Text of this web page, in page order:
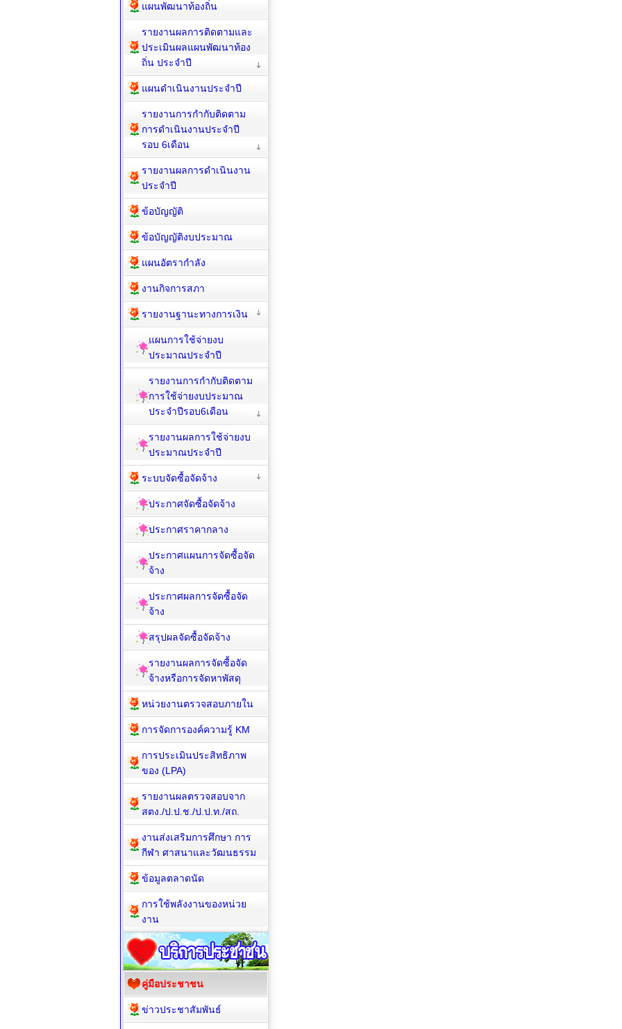
แผนพัฒนาท้องถิ่น
รายงานผลการติดตามและ
ประเมินผลแผนพัฒนาท้อง
ถิ่น ประจำปี
แผนดำเนินงานประจำปี
รายงานการกำกับติดตาม
การดำเนินงานประจำปี
รอบ 6เดือน
รายงานผลการดำเนินงาน
ประจำปี
ข้อบัญญัติ
ข้อบัญญัติงบประมาณ
แผนอัตรากำลัง
งานกิจการสภา
รายงานฐานะทางการเงิน
แผนการใช้จ่ายงบ
ประมาณประจำปี
รายงานการกำกับติดตาม
การใช้จ่ายงบประมาณ
ประจำปีรอบ6เดือน
รายงานผลการใช้จ่ายงบ
ประมาณประจำปี
ระบบจัดซื้อจัดจ้าง
ประกาศจัดซื้อจัดจ้าง
ประกาศราคากลาง
ประกาศแผนการจัดซื้อจัด
จ้าง
ประกาศผลการจัดซื้อจัด
จ้าง
สรุปผลจัดซื้อจัดจ้าง
รายงานผลการจัดซื้อจัด
จ้างหรือการจัดหาพัสดุ
หน่วยงานตรวจสอบภายใน
การจัดการองค์ความรู้ KM
การประเมินประสิทธิภาพ
ของ (LPA)
รายงานผลตรวจสอบจาก
สตง./ป.ป.ช./ป.ป.ท./สถ.
งานส่งเสริมการศึกษา การ
กีฬา ศาสนาและวัฒนธรรม
ข้อมูลตลาดนัด
การใช้พลังงานของหน่วย
งาน
คู่มือประชาชน
ข่าวประชาสัมพันธ์